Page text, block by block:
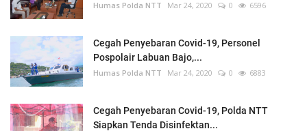
Humas Polda NTT Mar 24, 2020 0 6596
Cegah Penyebaran Covid-19, Personel
Pospolair Labuan Bajo,...
Humas Polda NTT Mar 24, 2020 0 6883
Cegah Penyebaran Covid-19, Polda NTT
Siapkan Tenda Disinfektan...